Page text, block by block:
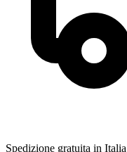
Spedizione gratuita in